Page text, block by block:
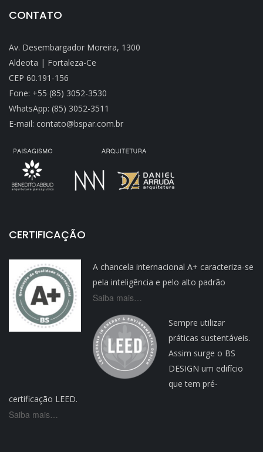
CONTATO
Av. Desembargador Moreira, 1300
Aldeota | Fortaleza-Ce
CEP 60.191-156
Fone: +55 (85) 3052-3530
WhatsApp: (85) 3052-3511
E-mail: contato@bspar.com.br
CERTIFICAÇÃO
A chancela internacional A+ caracteriza-se
pela inteligência e pelo alto padrão
Saiba mais…
Sempre utilizar
práticas sustentáveis.
Assim surge o BS
DESIGN um edifício
que tem pré-
certificação LEED.
Saiba mais…